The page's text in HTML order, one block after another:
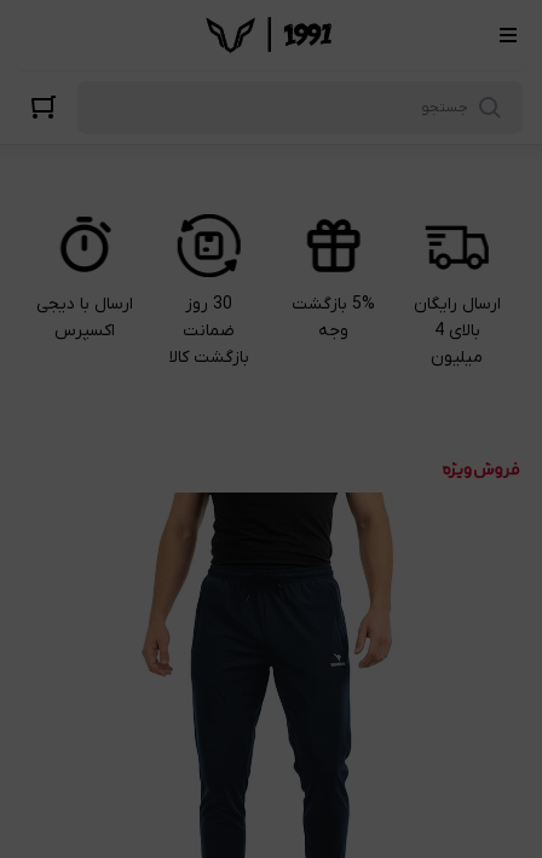
ارسال رایگان
بالای 4
میلیون
5% بازگشت
وجه
30 روز
ضمانت
بازگشت کالا
ارسال با دیجی
اکسپرس